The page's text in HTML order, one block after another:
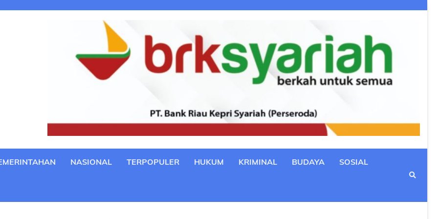
NASIONAL TERPOPULER HUKUM KRIMINAL BUDAYA SOSIAL